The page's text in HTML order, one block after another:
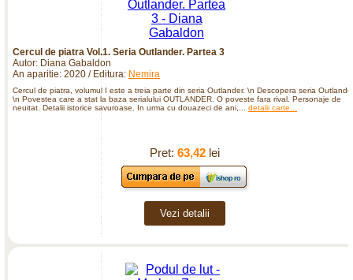
Cercul de piatra Vol.1. Seria Outlander. Partea 3
Autor: Diana Gabaldon
An aparitie: 2020 / Editura: Nemira
Cercul de piatra, volumul I este a treia parte din seria Outlander. \n Descopera seria
\n Povestea care a stat la baza serialului OUTLANDER. O poveste fara rival. Personaje de
neuitat. Detalii istorice savuroase. In urma cu douazeci de ani,... detalii carte...
Pret: 63,42lei
Vezi detalii